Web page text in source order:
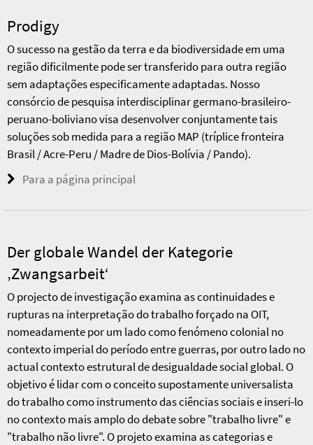
Prodigy
O sucesso na gestão da terra e da biodiversidade em uma
região dificilmente pode ser transferido para outra região
sem adaptações especificamente adaptadas. Nosso
consórcio de pesquisa interdisciplinar germano-brasileiro-
peruano-boliviano visa desenvolver conjuntamente tais
soluções sob medida para a região MAP (tríplice fronteira
Brasil / Acre-Peru / Madre de Dios-Bolívia / Pando).
Para a página principal
Der globale Wandel der Kategorie
‚Zwangsarbeit‘
O projecto de investigação examina as continuidades e
rupturas na interpretação do trabalho forçado na OIT,
nomeadamente por um lado como fenómeno colonial no
contexto imperial do período entre guerras, por outro lado no
actual contexto estrutural de desigualdade social global. O
objetivo é lidar com o conceito supostamente universalista
do trabalho como instrumento das ciências sociais e inseri-lo
no contexto mais amplo do debate sobre "trabalho livre" e
"trabalho não livre". O projeto examina as categorias e